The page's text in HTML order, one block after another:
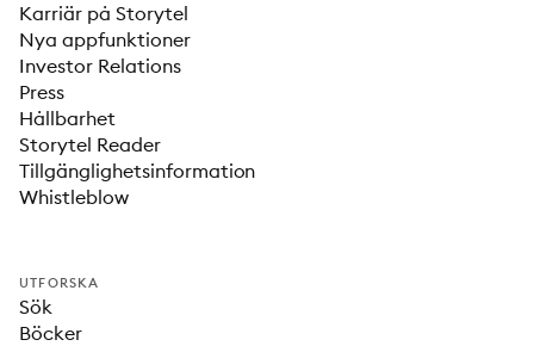
Karriär på Storytel
Nya appfunktioner
Investor Relations
Press
Hållbarhet
Storytel Reader
Tillgänglighetsinformation
Whistleblow
UTFORSKA
Sök
Böcker